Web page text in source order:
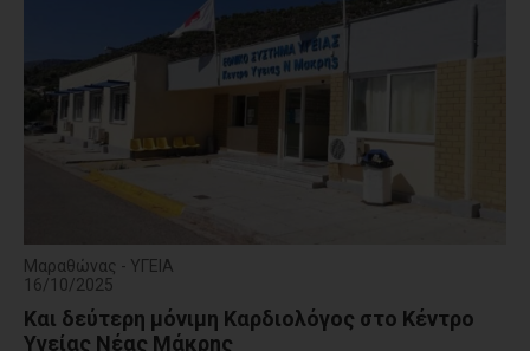
Μαραθώνας - ΥΓΕΙΑ
16/10/2025
Και δεύτερη μόνιμη Καρδιολόγος στο Κέντρο
Υγείας Νέας Μάκρης